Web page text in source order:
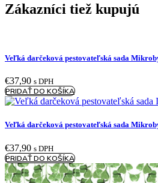
Zákazníci tiež kupujú
Veľká darčeková pestovateľská sada
€37,90 s DPH
PRIDAŤ DO KOŠÍKA
Veľká darčeková pestovateľská sada
€37,90 s DPH
PRIDAŤ DO KOŠÍKA